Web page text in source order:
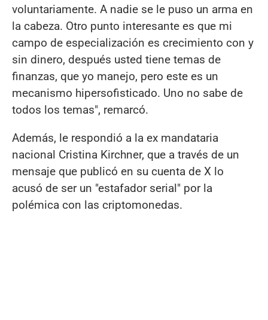
voluntariamente. A nadie se le puso un arma en
la cabeza. Otro punto interesante es que mi
campo de especialización es crecimiento con y
sin dinero, después usted tiene temas de
finanzas, que yo manejo, pero este es un
mecanismo hipersofisticado. Uno no sabe de
todos los temas", remarcó.
Además, le respondió a la ex mandataria
nacional Cristina Kirchner, que a través de un
mensaje que publicó en su cuenta de X lo
acusó de ser un "estafador serial" por la
polémica con las criptomonedas.